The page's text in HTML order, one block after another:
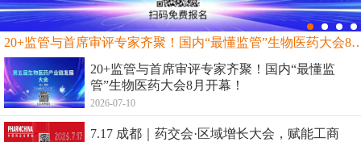
20+监管与首席审评专家齐聚！国内“最
20+监管与首席审评专家齐聚！国内“最懂监
管”生物医药大会8月开幕！
2026-07-10
7.17 成都｜药交会·区域增长大会，赋能工商